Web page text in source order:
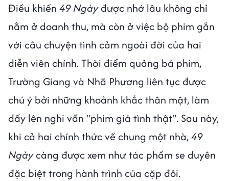
Điều khiến 49 Ngàyđược nhớ lâu không chỉ
nằm ở doanh thu, mà còn ở việc bộ phim gắn
với câu chuyện tình cảm ngoài đời của hai
diễn viên chính. Thời điểm quảng bá phim,
Trường Giang và Nhã Phương liên tục được
chú ý bởi những khoảnh khắc thân mật, làm
dấy lên nghi vấn "phim giả tình thật". Sau này,
khi cả hai chính thức về chung một nhà,49
Ngàycàng được xem như tác phẩm se duyên
đặc biệt trong hành trình của cặp đôi.